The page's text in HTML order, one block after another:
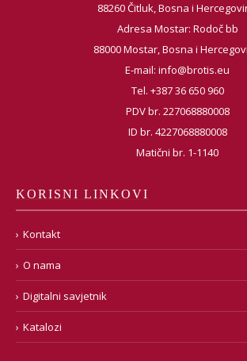
88260 Čitluk, Bosna i
Adresa Mostar: Rodoč bb
88000 Mostar, Bosna i
E-mail: info@brotis.eu
Tel. +387 36 650 960
PDV br. 227068880008
ID br. 4227068880008
Matični br. 1-1140
KORISNI LINKOVI
Kontakt
O nama
Digitalni savjetnik
Katalozi